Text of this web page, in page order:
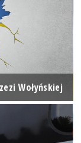
Wołyńskiej